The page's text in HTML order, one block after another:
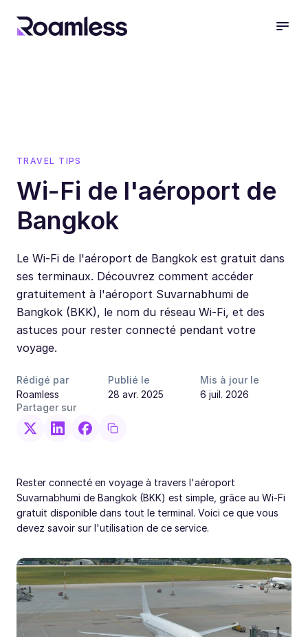
TRAVEL TIPS
Wi-Fi de l'aéroport de
Bangkok
Le Wi-Fi de l'aéroport de Bangkok est gratuit dans
ses terminaux. Découvrez comment accéder
gratuitement à l'aéroport Suvarnabhumi de
Bangkok (BKK), le nom du réseau Wi-Fi, et des
astuces pour rester connecté pendant votre
voyage.
Rédigé par
Roamless
Publié le
28 avr. 2025
Mis à jour le
6 juil. 2026
Partager sur
Rester connecté en voyage à travers l'aéroport
Suvarnabhumi de Bangkok (BKK) est simple, grâce au Wi-Fi
gratuit disponible dans tout le terminal. Voici ce que vous
devez savoir sur l'utilisation de ce service.